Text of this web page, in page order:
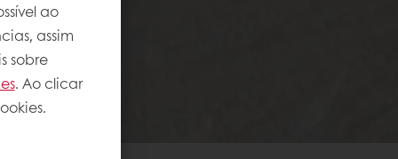
ao
assim
sobre
. Ao clicar